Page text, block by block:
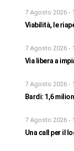
7 Agosto 2026 -
Viabilità, le
7 Agosto 2026 -
Via libera a
7 Agosto 2026 -
Bardi: 1,6
7 Agosto 2026 -
Una call per il